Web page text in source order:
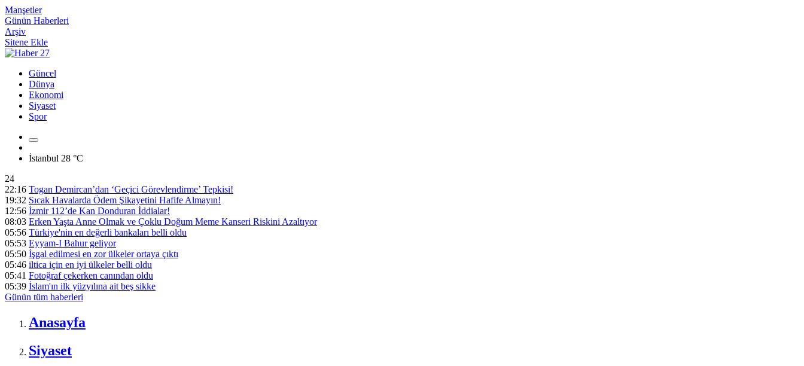
Manşetler
Günün Haberleri
Arşiv
Sitene Ekle
Güncel
Dünya
Ekonomi
Siyaset
Spor
İstanbul 28 °C
24
22:16 Togan Demircan’dan ‘Geçici Görevlendirme’ Tepkisi!
19:32 Sıcak Havalarda Ödem Şikayetini Hafife Almayın!
12:56 İzmir 112’de Kan Donduran İddialar!
08:03 Erken Yaşta Anne Olmak ve Çoklu Doğum Meme Kanseri Riskini Azaltıyor
05:56 Türkiye'nin en değerli bankaları belli oldu
05:53 Eyyam-I Bahur geliyor
05:50 İşgal edilmesi en zor ülkeler ortaya çıktı
05:46 iltica için en iyi ülkeler belli oldu
05:41 Fotoğraf çekerken canından oldu
05:39 İslam'ın ilk yüzyılına ait beş sikke
Günün tüm haberleri
Anasayfa
Siyaset